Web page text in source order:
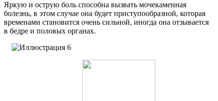
Яркую и острую боль способна вызвать мочекаменная
болезнь, в этом случае она будет приступообразной, которая
временами становится очень сильной, иногда она отзывается
в бедре и половых органах.